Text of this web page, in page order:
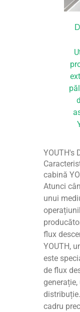
YOUTH's
cabină
Atunci
unui
flux
YOUTH,
este
de flux
cadru